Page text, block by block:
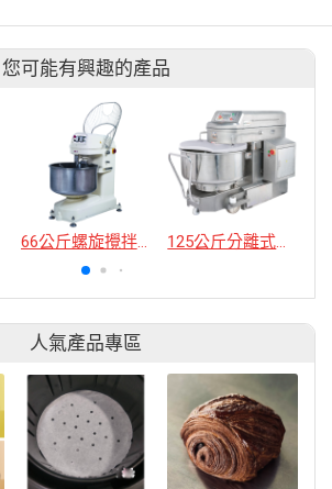
您可能有興趣的產品
66公斤螺旋攪拌機 125公斤分離式螺旋攪拌機
人氣產品專區